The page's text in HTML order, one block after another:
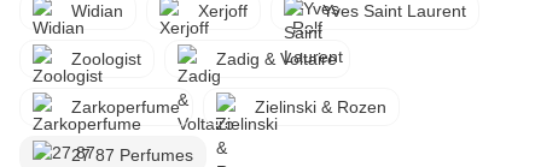
Widian Xerjoff Yves Saint Laurent
Zoologist Zadig & Voltaire
Zarkoperfume Zielinski & Rozen
27 87 Perfumes